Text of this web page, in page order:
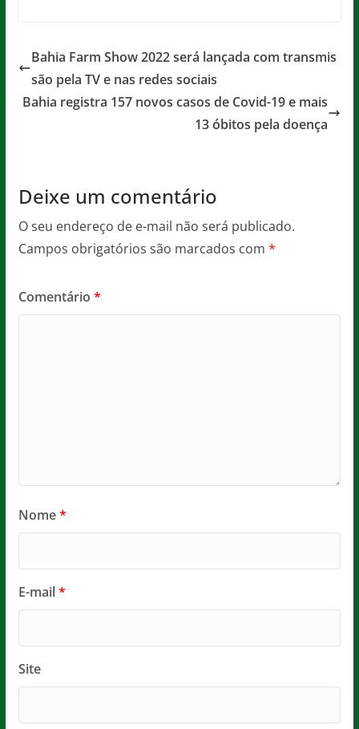
e
b
o
er l s
A
p
a
g
e
Bahia Farm Show 2022 será lançada com transmis
são pela TV e nas redes sociais
Bahia registra 157 novos casos de Covid-19 e mais
13 óbitos pela doença
Deixe um comentário
O seu endereço de e-mail não será publicado.
Campos obrigatórios são marcados com *
Comentário *
Nome*
E-mail*
Site